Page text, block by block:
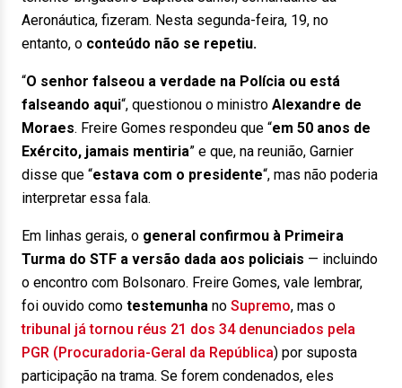
Aeronáutica, fizeram. Nesta segunda-feira, 19, no
entanto, o conteúdo não se repetiu.
“O senhor falseou a verdade na Polícia ou está
falseando aqui“, questionou o ministro Alexandre de
Moraes. Freire Gomes respondeu que “em 50 anos de
Exército, jamais mentiria” e que, na reunião, Garnier
disse que “estava com o presidente“, mas não poderia
interpretar essa fala.
Em linhas gerais, o general confirmou à Primeira
Turma do STF a versão dada aos policiais — incluindo
o encontro com Bolsonaro. Freire Gomes, vale lembrar,
foi ouvido como testemunha no Supremo, mas o
tribunal já tornou réus 21 dos 34 denunciados pela
PGR (Procuradoria-Geral da República) por suposta
participação na trama. Se forem condenados, eles